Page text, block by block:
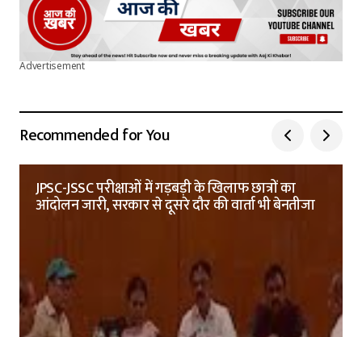
Advertisement
Recommended for You
JPSC-JSSC परीक्षाओं में गड़बड़ी के खिलाफ छात्रों का
आंदोलन जारी, सरकार से दूसरे दौर की वार्ता भी बेनतीजा